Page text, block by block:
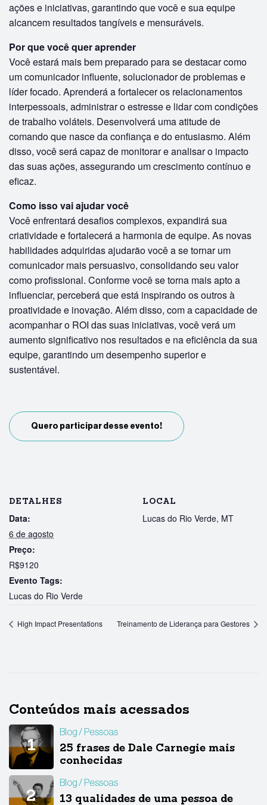
ações e iniciativas, garantindo que você e sua equipe
alcancem resultados tangíveis e mensuráveis.
Por que você quer aprender
Você estará mais bem preparado para se destacar como
um comunicador influente, solucionador de problemas e
líder focado. Aprenderá a fortalecer os relacionamentos
interpessoais, administrar o estresse e lidar com condições
de trabalho voláteis. Desenvolverá uma atitude de
comando que nasce da confiança e do entusiasmo. Além
disso, você será capaz de monitorar e analisar o impacto
das suas ações, assegurando um crescimento contínuo e
eficaz.
Como isso vai ajudar você
Você enfrentará desafios complexos, expandirá sua
criatividade e fortalecerá a harmonia de equipe. As novas
habilidades adquiridas ajudarão você a se tornar um
comunicador mais persuasivo, consolidando seu valor
como profissional. Conforme você se torna mais apto a
influenciar, perceberá que está inspirando os outros à
proatividade e inovação. Além disso, com a capacidade de
acompanhar o ROI das suas iniciativas, você verá um
aumento significativo nos resultados e na eficiência da sua
equipe, garantindo um desempenho superior e
sustentável.
Quero participar desse evento!
DETALHES
Data:
6 de agosto
Preço:
R$9120
Evento Tags:
Lucas do Rio Verde
LOCAL
Lucas do Rio Verde, MT
High Impact Presentations Treinamento de Liderança para Gestores
Conteúdos mais acessados
Blog Pessoas
25 frases de Dale Carnegie mais
conhecidas
Blog Pessoas
13 qualidades de uma pessoa de